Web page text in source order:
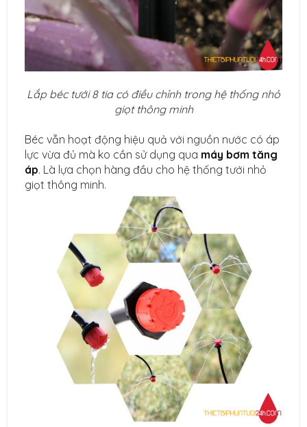
Lắp béc tưới 8 tia có điều chỉnh trong hệ thống nhỏ
giọt thông minh
Béc vẫn hoạt động hiệu quả với nguồn nước có áp
lực vừa đủ mà ko cần sử dụng qua máy bơm tăng
áp. Là lựa chọn hàng đầu cho hệ thống tưới nhỏ
giọt thông minh.